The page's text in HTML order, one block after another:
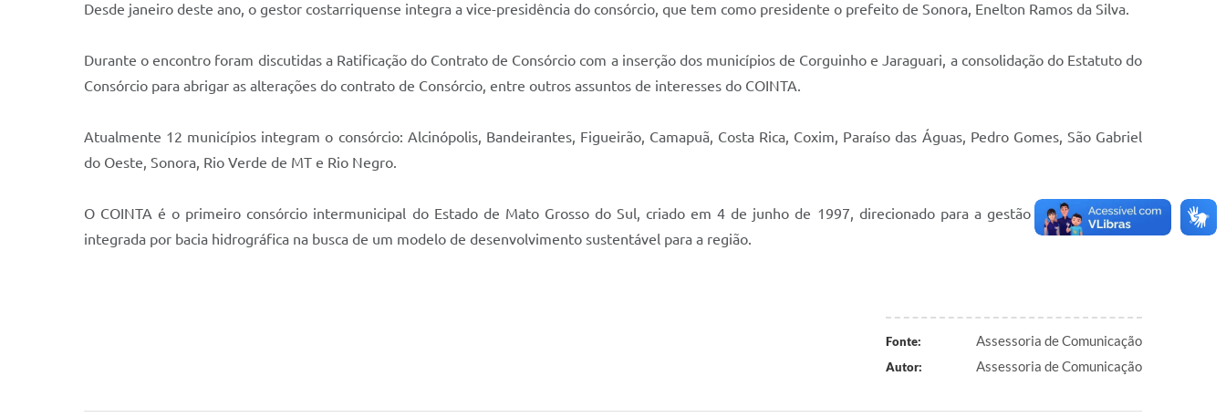
Desde janeiro deste ano, o gestor costarriquense integra a vice-presidência do consórcio, que tem como presidente o prefeito de Sonora, Enelton Ramos da Silva.
Durante o encontro foram discutidas a Ratificação do Contrato de Consórcio com a inserção dos municípios de Corguinho e Jaraguari, a consolidação do Estatuto do
Consórcio para abrigar as alterações do contrato de Consórcio, entre outros assuntos de interesses do COINTA.
Atualmente 12 municípios integram o consórcio: Alcinópolis, Bandeirantes, Figueirão, Camapuã, Costa Rica, Coxim, Paraíso das Águas, Pedro Gomes, São Gabriel
do Oeste, Sonora, Rio Verde de MT e Rio Negro.
O COINTA é o primeiro consórcio intermunicipal do Estado de Mato Grosso do Sul, criado em 4 de junho de 1997, direcionado para a gestão compartilhada e
integrada por bacia hidrográfica na busca de um modelo de desenvolvimento sustentável para a região.
Fonte: Assessoria de Comunicação
Autor: Assessoria de Comunicação